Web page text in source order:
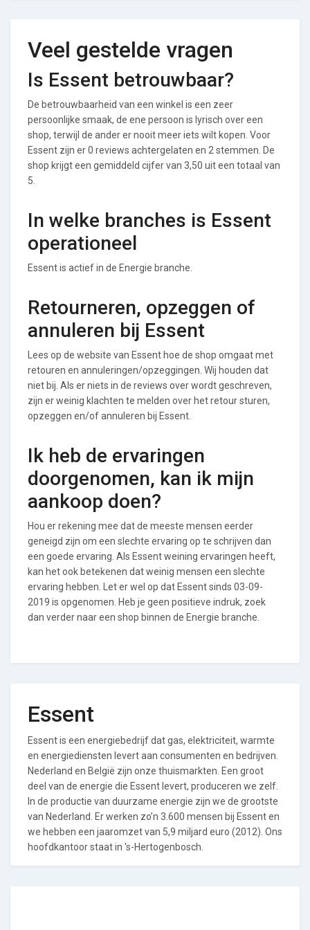
Veel gestelde vragen
Is Essent betrouwbaar?
De betrouwbaarheid van een winkel is een zeer
persoonlijke smaak, de ene persoon is lyrisch over een
shop, terwijl de ander er nooit meer iets wilt kopen. Voor
Essent zijn er 0 reviews achtergelaten en 2 stemmen. De
shop krijgt een gemiddeld cijfer van 3,50 uit een totaal van
5.
In welke branches is Essent
operationeel
Essent is actief in de Energie branche.
Retourneren, opzeggen of
annuleren bij Essent
Lees op de website van Essent hoe de shop omgaat met
retouren en annuleringen/opzeggingen. Wij houden dat
niet bij. Als er niets in de reviews over wordt geschreven,
zijn er weinig klachten te melden over het retour sturen,
opzeggen en/of annuleren bij Essent.
Ik heb de ervaringen
doorgenomen, kan ik mijn
aankoop doen?
Hou er rekening mee dat de meeste mensen eerder
geneigd zijn om een slechte ervaring op te schrijven dan
een goede ervaring. Als Essent weining ervaringen heeft,
kan het ook betekenen dat weinig mensen een slechte
ervaring hebben. Let er wel op dat Essent sinds 03-09-
2019 is opgenomen. Heb je geen positieve indruk, zoek
dan verder naar een shop binnen de Energie branche.
Essent
Essent is een energiebedrijf dat gas, elektriciteit, warmte
en energiediensten levert aan consumenten en bedrijven.
Nederland en België zijn onze thuismarkten. Een groot
deel van de energie die Essent levert, produceren we zelf.
In de productie van duurzame energie zijn we de grootste
van Nederland. Er werken zo’n 3.600 mensen bij Essent en
we hebben een jaaromzet van 5,9 miljard euro (2012). Ons
hoofdkantoor staat in 's-Hertogenbosch.